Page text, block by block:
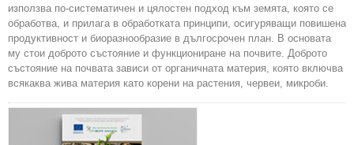
използва по-систематичен и цялостен подход към земята, която се
обработва, и прилага в обработката принципи, осигуряващи повишена
продуктивност и биоразнообразие в дългосрочен план. В основата
му стои доброто състояние и функциониране на почвите. Доброто
състояние на почвата зависи от органичната материя, която включва
всякаква жива материя като корени на растения, червеи, микроби.